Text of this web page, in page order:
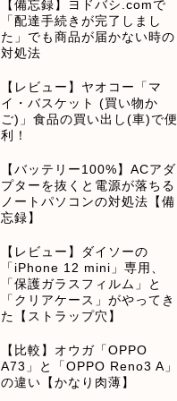
【備忘録】ヨドバシ.comで
「配達手続きが完了しまし
た」でも商品が届かない時の
対処法
【レビュー】ヤオコー「マ
イ・バスケット (買い物か
ご)」食品の買い出し(車)で便
利！
【バッテリー100%】ACアダ
プターを抜くと電源が落ちる
ノートパソコンの対処法【備
忘録】
【レビュー】ダイソーの
「iPhone 12 mini」専用、
「保護ガラスフィルム」と
「クリアケース」がやってき
た【ストラップ穴】
【比較】オウガ「OPPO
A73」と「OPPO Reno3 A」
の違い【かなり肉薄】